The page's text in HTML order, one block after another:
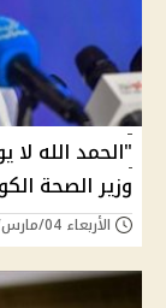
"الحمد الله
وزير الصحة
الأربعاء 04/مارس/2026 - 01:30 م